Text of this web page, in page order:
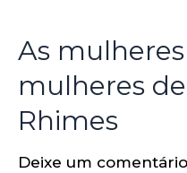
As
mulheres
Rhimes
Deixe um comentário